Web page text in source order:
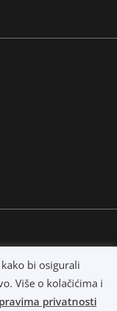
bi osigurali
Više o kolačićima i
pravima privatnosti